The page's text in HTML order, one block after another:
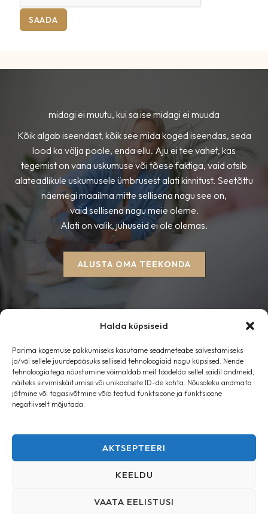
Halda küpsiseid
Parima kogemuse pakkumiseks kasutame seadmeteabe salvestamiseks
ja/või sellele juurdepääsuks selliseid tehnoloogiaid nagu küpsised. Nende
tehnoloogiatega nõustumine võimaldab meil töödelda sellel saidil andmeid,
näiteks sirvimiskäitumise või unikaalsete ID-de kohta. Nõusoleku andmata
jätmine või tagasivõtmine võib teatud funktsioone ja funktsioone
negatiivselt mõjutada.
AKTSEPTEERI
KEELDU
VAATA EELISTUSI
SAADA
midagi ei muutu, kui sa ise midagi ei muuda
Kõik algab iseendast, kõik see mida koged iseendas, seda
lood ka välja poole, enda ellu. Aju ei tee vahet, kas
tegemist on vana uskumuse või tõese faktiga, vaid otsib
alateadlikule uskumusele ümbrusest alati kinnitust. Seetõttu
näemegi maailma mitte sellisena nagu see on,
vaid sellisena nagu meie oleme.
Alati on valik, juhuseid ei ole olemas.
ALUSTA OMA TEEKONDA
Esileht
Blogi
Kontakt
Kodulehe loojakatrinaas.ee